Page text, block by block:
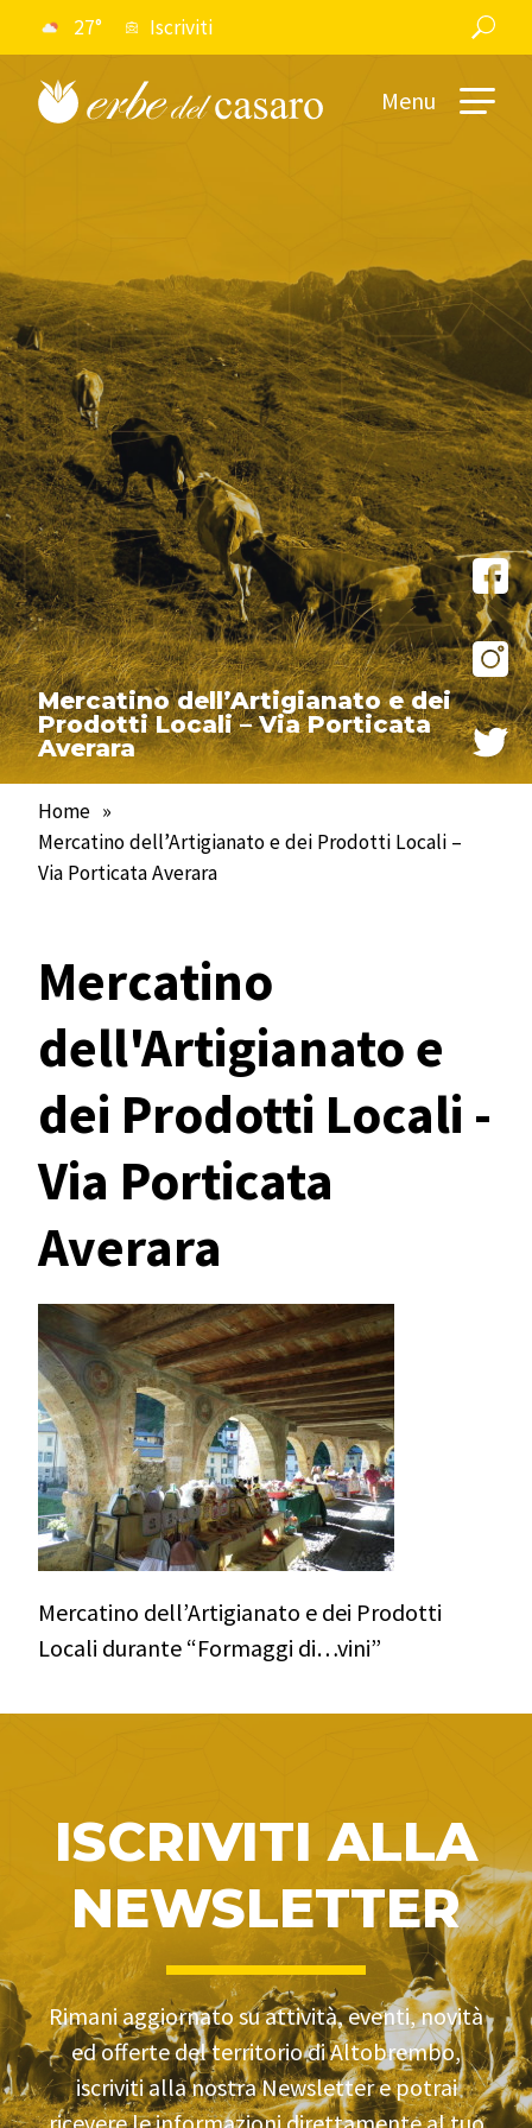
27° Iscriviti
Menu
Mercatino dell’Artigianato e dei
Prodotti Locali – Via Porticata
Averara
Home »
Mercatino dell’Artigianato e dei Prodotti Locali –
Via Porticata Averara
Mercatino
dell'Artigianato e
dei Prodotti Locali -
Via Porticata
Averara
Mercatino dell’Artigianato e dei Prodotti
Locali durante “Formaggi di…vini”
ISCRIVITI ALLA
NEWSLETTER
Rimani aggiornato su attività, eventi, novità
ed offerte del territorio di Altobrembo,
iscriviti alla nostra Newsletter e potrai